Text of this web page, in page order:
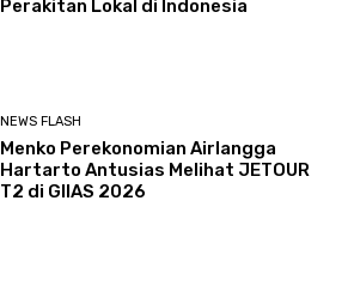
Perakitan Lokal di Indonesia
NEWS FLASH
Menko Perekonomian Airlangga
Hartarto Antusias Melihat JETOUR
T2 di GIIAS 2026